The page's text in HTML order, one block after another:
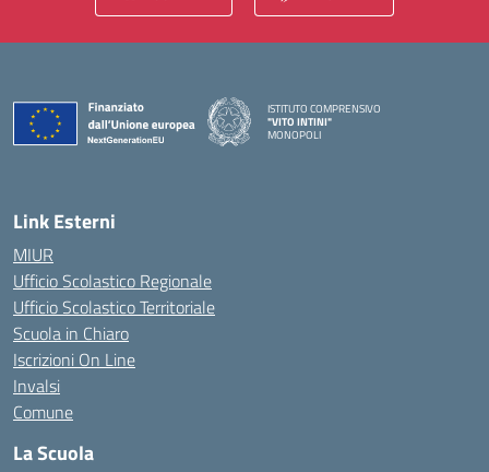
ISTITUTO COMPRENSIVO
"VITO INTINI"
MONOPOLI
Link Esterni
MIUR
Ufficio Scolastico Regionale
Ufficio Scolastico Territoriale
Scuola in Chiaro
Iscrizioni On Line
Invalsi
Comune
La Scuola